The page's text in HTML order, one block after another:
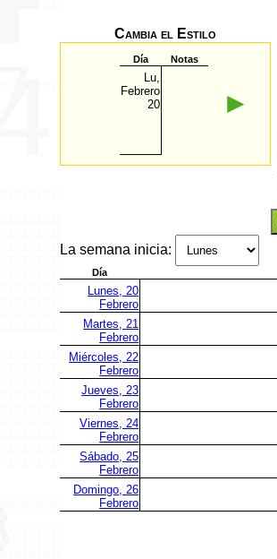
Cambia el Estilo
Día Notas
Lu,
Febrero
20
►
La semana inicia:
Día
Lunes, 20
Febrero
Martes, 21
Febrero
Miércoles, 22
Febrero
Jueves, 23
Febrero
Viernes, 24
Febrero
Sábado, 25
Febrero
Domingo, 26
Febrero